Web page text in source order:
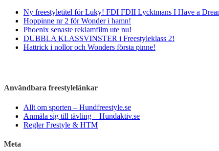
Ny freestyletitel för Luky! FDI FDII Lycktmans I Have a
Hoppinne nr 2 för Wonder i hamn!
Phoenix senaste reklamfilm ute nu!
DUBBLA KLASSVINSTER i Freestyleklass 2!
Hattrick i nollor och Wonders första pinne!
Användbara freestylelänkar
Allt om sporten – Hundfreestyle.se
Anmäla sig till tävling – Hundaktiv.se
Regler Frestyle & HTM
Meta